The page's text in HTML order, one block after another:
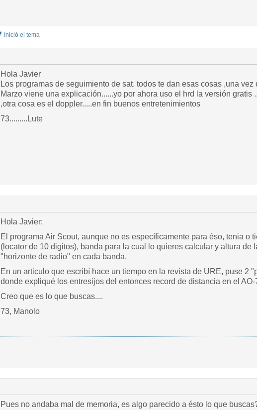
Inició el tema
Hola Javier
Los programas de seguimiento de sat. todos te dan esas cosas ,una
Marzo viene una explicación......yo por ahora uso el hrd la versión
,otra cosa es el doppler.....en fin buenos entretenimientos
73.........Lute
Hola Javier:
El programa Air Scout, aunque no es específicamente para éso, tenia o
(locator de 10 digitos), banda para la cual lo quieres calcular y altura de
"horizonte de radio" en cada banda.
En un articulo que escribí hace un tiempo en la revista de URE, puse 2
donde expliqué los entresijos del entonces record de distancia en el AO-
Creo que es lo que buscas....
73, Manolo
Pues no andaba mal de memoria, es algo parecido a ésto lo que